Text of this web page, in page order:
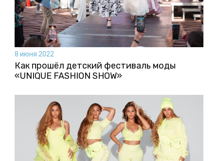
8 июня 2022
Как прошёл детский фестиваль моды
«UNIQUE FASHION SHOW»